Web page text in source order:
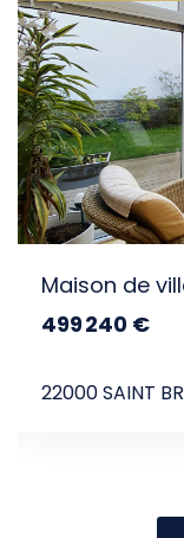
Maison de
499 240 €
22000 SAINT